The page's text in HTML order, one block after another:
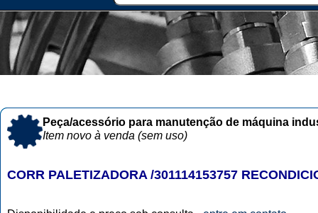
Peça/acessório para manutenção de máquina
Item novo à venda (sem uso)
CORR PALETIZADORA /301114153757